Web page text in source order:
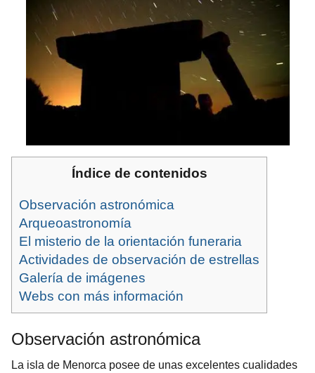
Índice de contenidos
Observación astronómica
Arqueoastronomía
El misterio de la orientación funeraria
Actividades de observación de estrellas
Galería de imágenes
Webs con más información
Observación astronómica
La isla de Menorca posee de unas excelentes cualidades